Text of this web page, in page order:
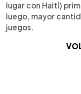
lugar con Haití)
luego, mayor
juegos.